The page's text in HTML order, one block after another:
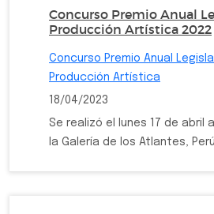
Concurso Premio Anual
Producción Artística 2022
Concurso Premio Anual
Producción Artística
18/04/2023
Se realizó el lunes 17 de abril
la Galería de los Atlantes, Perú